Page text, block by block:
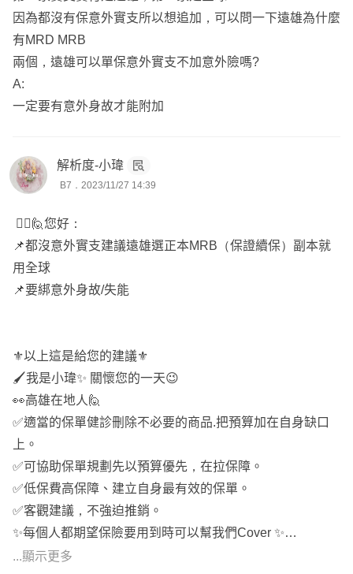
因為都沒有保意外實支所以想追加，可以問一下遠雄為什麼
有MRD MRB
兩個，遠雄可以單保意外實支不加意外險嗎?
A:
一定要有意外身故才能附加
解析度-小瑋
B7．2023/11/27 14:39
🙋‍♀️🙋您好：
📌都沒意外實支建議遠雄選正本MRB（保證續保）副本就
用全球
📌要綁意外身故/失能
⚜️以上這是給您的建議⚜️
🖌️我是小瑋✨ 關懷您的一天😉
👀高雄在地人🙋
✅適當的保單健診刪除不必要的商品.把預算加在自身缺口
上。
✅可協助保單規劃先以預算優先，在拉保障。
✅低保費高保障、建立自身最有效的保單。
✅客觀建議，不強迫推銷。
✨每個人都期望保險要用到時可以幫我們Cover ✨
📝如想進一步了解歡迎點擊💬『傳送訊息』，一起討論喔。
...顯示更多